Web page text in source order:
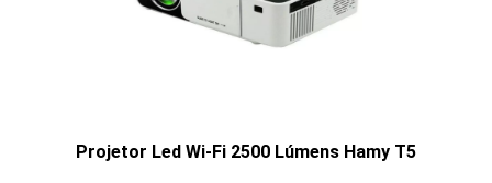
Projetor Led Wi-Fi 2500 Lúmens Hamy T5